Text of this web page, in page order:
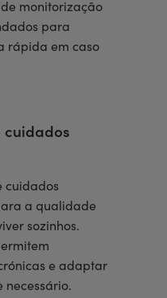
monitorização
para
rápida em caso
cuidados
cuidados
a qualidade
sozinhos.
e adaptar
necessário.